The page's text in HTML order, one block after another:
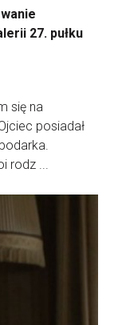
27. pułku
się na
posiadał
rodz ...